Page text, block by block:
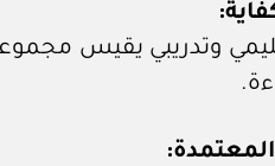
وتدريبي يقيس